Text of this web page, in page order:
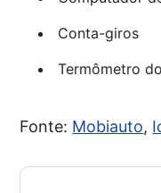
Conta-giros
Termômetro
Fonte: Mobiauto,